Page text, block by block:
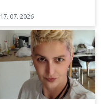
17. 07. 2026